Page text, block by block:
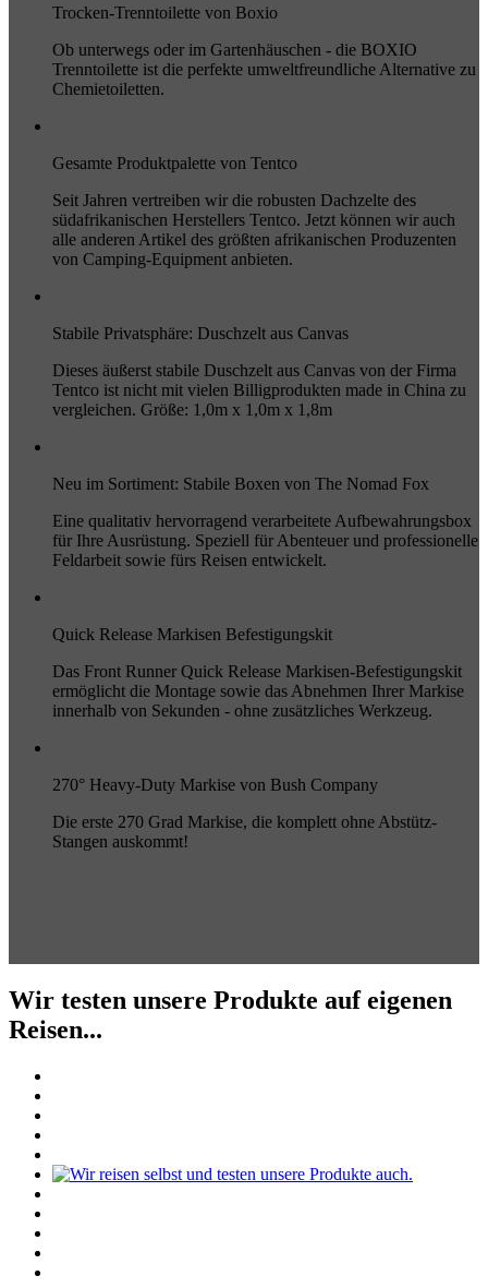
Trocken-Trenntoilette von Boxio
Ob unterwegs oder im Gartenhäuschen - die BOXIO
Trenntoilette ist die perfekte umweltfreundliche Alternative zu
Chemietoiletten.
Gesamte Produktpalette von Tentco
Seit Jahren vertreiben wir die robusten Dachzelte des
südafrikanischen Herstellers Tentco. Jetzt können wir auch
alle anderen Artikel des größten afrikanischen Produzenten
von Camping-Equipment anbieten.
Stabile Privatsphäre: Duschzelt aus Canvas
Dieses äußerst stabile Duschzelt aus Canvas von der Firma
Tentco ist nicht mit vielen Billigprodukten made in China zu
vergleichen. Größe: 1,0m x 1,0m x 1,8m
Neu im Sortiment: Stabile Boxen von The Nomad Fox
Eine qualitativ hervorragend verarbeitete Aufbewahrungsbox
für Ihre Ausrüstung. Speziell für Abenteuer und professionelle
Feldarbeit sowie fürs Reisen entwickelt.
Quick Release Markisen Befestigungskit
Das Front Runner Quick Release Markisen-Befestigungskit
ermöglicht die Montage sowie das Abnehmen Ihrer Markise
innerhalb von Sekunden - ohne zusätzliches Werkzeug.
270° Heavy-Duty Markise von Bush Company
Die erste 270 Grad Markise, die komplett ohne Abstütz-
Stangen auskommt!
Wir testen unsere Produkte auf eigenen
Reisen...